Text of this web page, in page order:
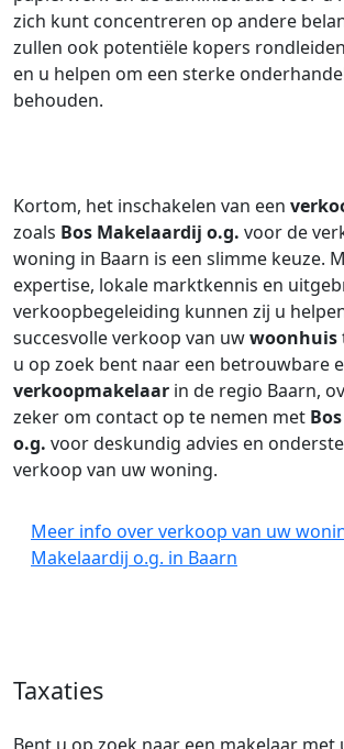
zich kunt concentreren op andere
zullen ook potentiële kopers
en u helpen om een sterke
behouden.
Kortom, het inschakelen van een
zoals Bos Makelaardij o.g. voor de
woning in Baarn is een slimme keuze.
expertise, lokale marktkennis en
verkoopbegeleiding kunnen zij u
succesvolle verkoop van uwwoonhuis
u op zoek bent naar een betrouwbare
verkoopmakelaar in de regio Baarn,
zeker om contact op te nemen met
o.g. voor deskundig advies en
verkoop van uw woning.
Meer info over verkoop van uw
Makelaardij o.g. in Baarn
Taxaties